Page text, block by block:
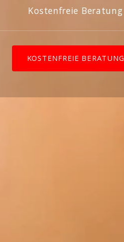
Kostenfreie Beratung
KOSTENFREIE BERATUNG